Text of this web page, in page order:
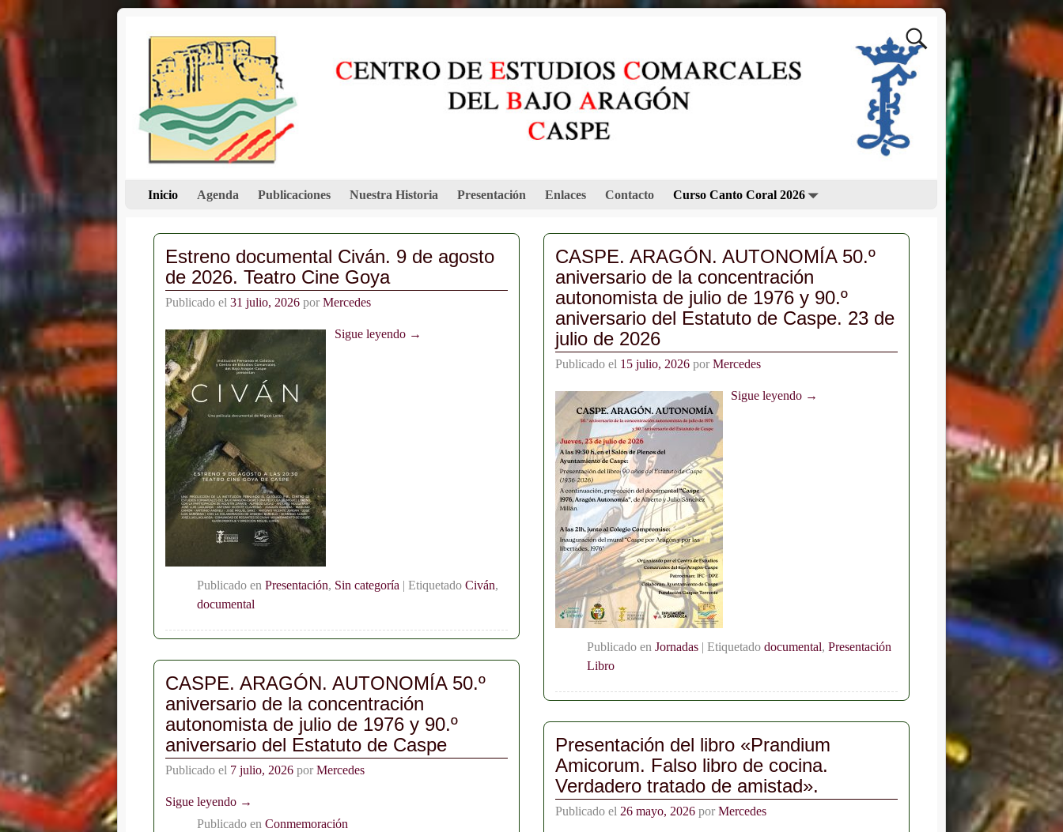
Inicio Agenda Publicaciones Nuestra Historia Presentación Enlaces Contacto Curso Canto Coral 2026
Estreno documental Civán. 9 de agosto
de 2026. Teatro Cine Goya
Publicado el31 julio, 2026 porMercedes
Sigue leyendo →
Publicado en Presentación, Sin categoría |Etiquetado Civán,
documental
CASPE. ARAGÓN. AUTONOMÍA 50.º
aniversario de la concentración
autonomista de julio de 1976 y 90.º
aniversario del Estatuto de Caspe. 23 de
julio de 2026
Publicado el 15 julio, 2026 por Mercedes
Sigue leyendo →
Publicado en Jornadas| Etiquetado documental, Presentación
Libro
CASPE. ARAGÓN. AUTONOMÍA 50.º
aniversario de la concentración
autonomista de julio de 1976 y 90.º
aniversario del Estatuto de Caspe
Publicado el 7 julio, 2026 porMercedes
Sigue leyendo →
Publicado en Conmemoración
Presentación del libro «Prandium
Amicorum. Falso libro de cocina.
Verdadero tratado de amistad».
Publicado el 26 mayo, 2026 por Mercedes